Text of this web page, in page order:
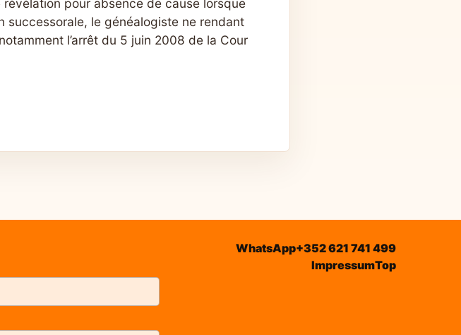
pour absence de cause lorsque
successorale, le généalogiste ne rendant
l’arrêt du 5 juin 2008 de la Cour
WhatsApp+352 621 741 499
ImpressumTop